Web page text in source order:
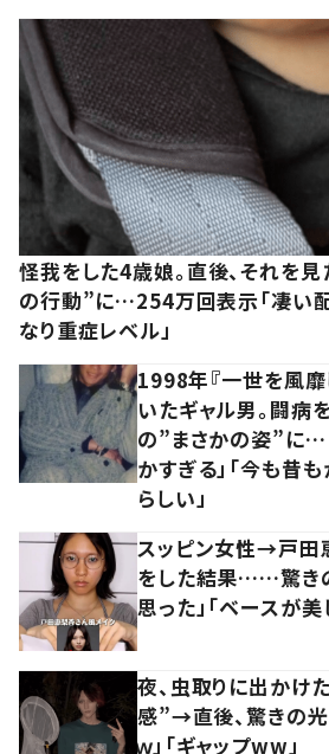
怪我をした4歳娘。直後、それを
の行動”に…254万回表示「凄い配
なり重症レベル」
1998年『一世を風靡
いたギャル男。闘病
の”まさかの姿”に…「
かすぎる」「今も昔
らしい」
スッピン女性→戸田
をした結果……驚き
思った」「ベースが美
夜、虫取りに出かけ
感”→直後、驚きの光
ｗ」「ギャップww」